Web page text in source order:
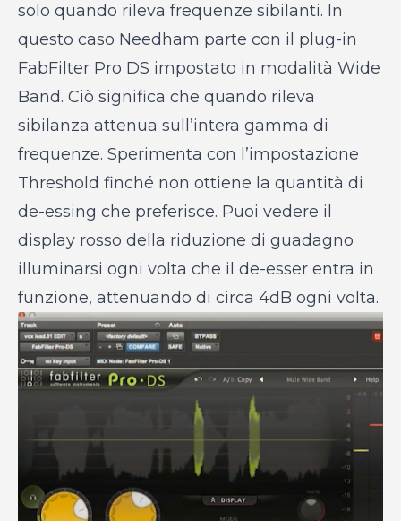
solo quando rileva frequenze sibilanti. In
questo caso Needham parte con il plug-in
FabFilter Pro DS impostato in modalità Wide
Band. Ciò significa che quando rileva
sibilanza attenua sull’intera gamma di
frequenze. Sperimenta con l’impostazione
Threshold finché non ottiene la quantità di
de-essing che preferisce. Puoi vedere il
display rosso della riduzione di guadagno
illuminarsi ogni volta che il de-esser entra in
funzione, attenuando di circa 4dB ogni volta.